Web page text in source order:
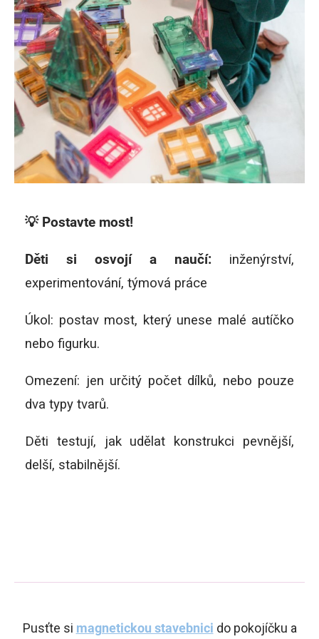
💡 Postavte most!
Děti si osvojí a naučí: inženýrství,
experimentování, týmová práce
Úkol: postav most, který unese malé autíčko
nebo figurku.
Omezení: jen určitý počet dílků, nebo pouze
dva typy tvarů.
Děti testují, jak udělat konstrukci pevnější,
delší, stabilnější.
Pusťte si magnetickou stavebnici do pokojíčku a